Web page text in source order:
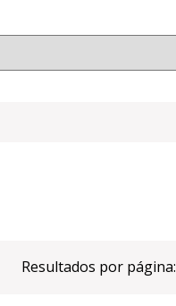
Resultados por página: